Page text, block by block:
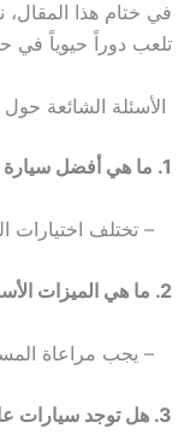
تلعب دوراً حيوياً في
الأسئلة الشائعة
1. ما هي أفضل سيارة عائلية لعام 2024؟
– تختلف اختيارات
2. ما هي الميزات الأساسية التي يجب أن أبحث عنها في سيارة عائلية؟
– يجب مراعاة
3. هل توجد سيارات عائلية اقتصادية في استهلاك الوقود؟